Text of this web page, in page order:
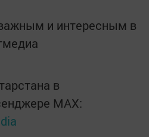
и интересным в
в
MАХ: